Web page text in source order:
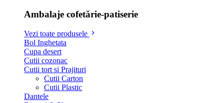
Ambalaje cofetărie-patiserie
Vezi toate produsele
Bol Inghetata
Cupa desert
Cutii cozonac
Cutii tort si Prajituri
Cutii Carton
Cutii Plastic
Dantele